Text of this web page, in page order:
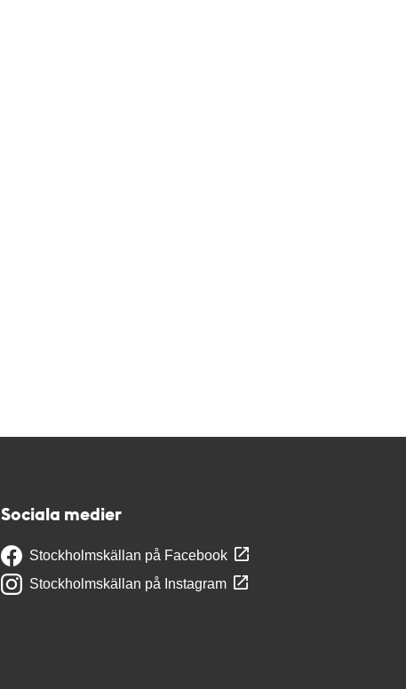
Sociala medier
Stockholmskällan på Facebook
Stockholmskällan på Instagram